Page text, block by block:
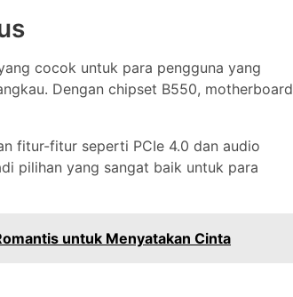
cocok untuk para pengguna yang
Dengan chipset B550, motherboard
fitur-fitur seperti PCIe 4.0 dan audio
pilihan yang sangat baik untuk para
untuk Menyatakan Cinta